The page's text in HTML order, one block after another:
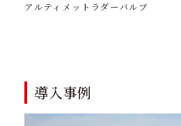
アルティメットラダーバルブ
導入事例